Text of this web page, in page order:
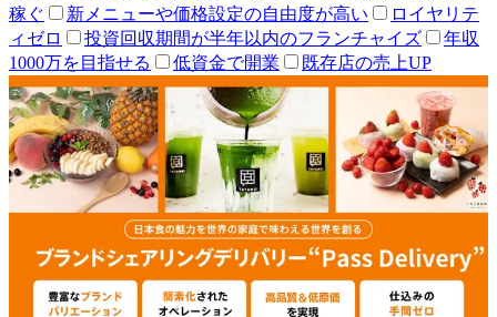
稼ぐ
新メニューや価格設定の自由度が高い
ロイヤリテ
ィゼロ
投資回収期間が半年以内のフランチャイズ
年収
1000万を目指せる
低資金で開業 既存店の売上UP